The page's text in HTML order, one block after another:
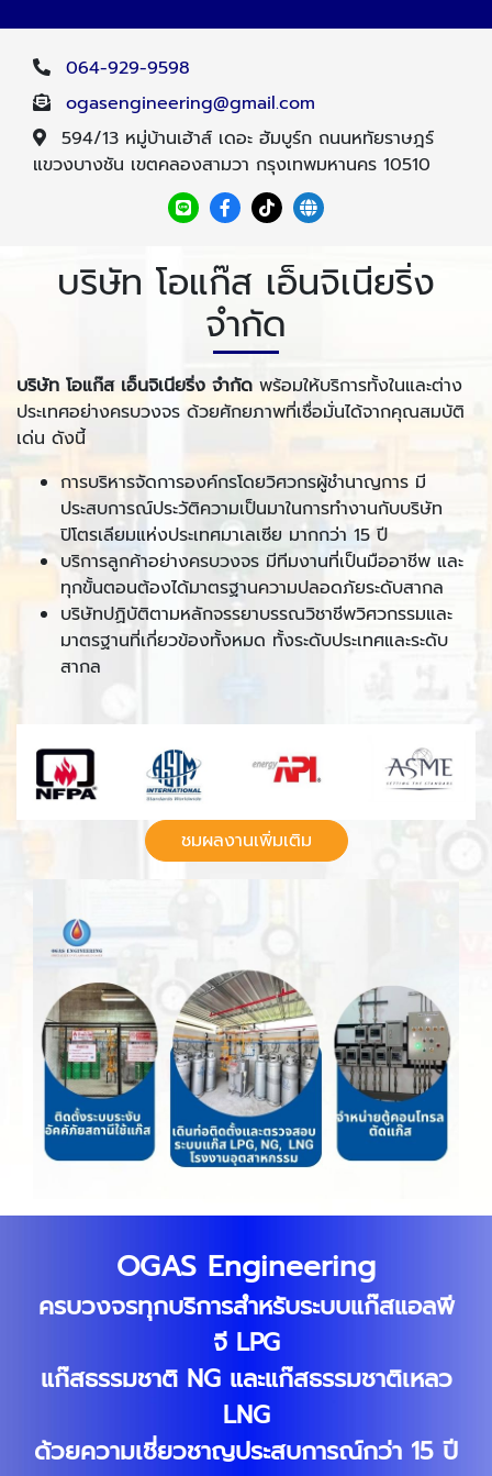
064-929-9598
ogasengineering@gmail.com
594/13 หมู่บ้านเฮ้าส์ เดอะ ฮัมบูร์ก ถนนหทัยราษฎร์
แขวงบางชัน เขตคลองสามวา กรุงเทพมหานคร 10510
บริษัท โอแก๊ส เอ็นจิเนียริ่ง
จำกัด
บริษัท โอแก๊ส เอ็นจิเนียริ่ง จำกัด พร้อมให้บริการทั้งในและต่าง
ประเทศอย่างครบวงจร ด้วยศักยภาพที่เชื่อมั่นได้จากคุณสมบัติ
เด่น ดังนี้
การบริหารจัดการองค์กรโดยวิศวกรผู้ชำนาญการ มี
ประสบการณ์ประวัติความเป็นมาในการทำงานกับบริษัท
ปิโตรเลียมแห่งประเทศมาเลเซีย มากกว่า 15 ปี
บริการลูกค้าอย่างครบวงจร มีทีมงานที่เป็นมืออาชีพ และ
ทุกขั้นตอนต้องได้มาตรฐานความปลอดภัยระดับสากล
บริษัทปฏิบัติตามหลักจรรยาบรรณวิชาชีพวิศวกรรมและ
มาตรฐานที่เกี่ยวข้องทั้งหมด ทั้งระดับประเทศและระดับ
สากล
ชมผลงานเพิ่มเติม
OGAS Engineering
ครบวงจรทุกบริการสำหรับระบบแก๊สแอลพี
จี LPG
แก๊สธรรมชาติ NG และแก๊สธรรมชาติเหลว
LNG
ด้วยความเชี่ยวชาญประสบการณ์กว่า 15 ปี